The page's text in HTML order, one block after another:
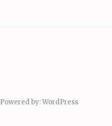
Powered by:WordPress